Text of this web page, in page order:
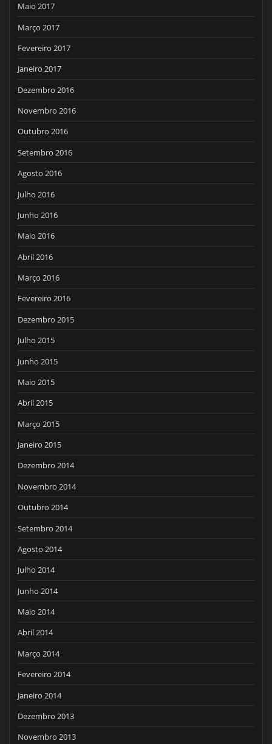
Maio 2017
Março 2017
Fevereiro 2017
Janeiro 2017
Dezembro 2016
Novembro 2016
Outubro 2016
Setembro 2016
Agosto 2016
Julho 2016
Junho 2016
Maio 2016
Abril 2016
Março 2016
Fevereiro 2016
Dezembro 2015
Julho 2015
Junho 2015
Maio 2015
Abril 2015
Março 2015
Janeiro 2015
Dezembro 2014
Novembro 2014
Outubro 2014
Setembro 2014
Agosto 2014
Julho 2014
Junho 2014
Maio 2014
Abril 2014
Março 2014
Fevereiro 2014
Janeiro 2014
Dezembro 2013
Novembro 2013